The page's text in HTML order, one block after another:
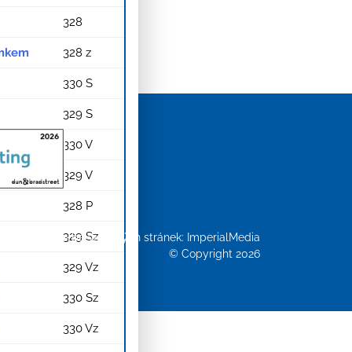
328
328 z
330 S
329 S
330 V
329 V
328 P
329 Sz
329 Vz
330 Sz
330 Vz
Tvorba webových stránek: ImperialMedia
© Copyright 2026